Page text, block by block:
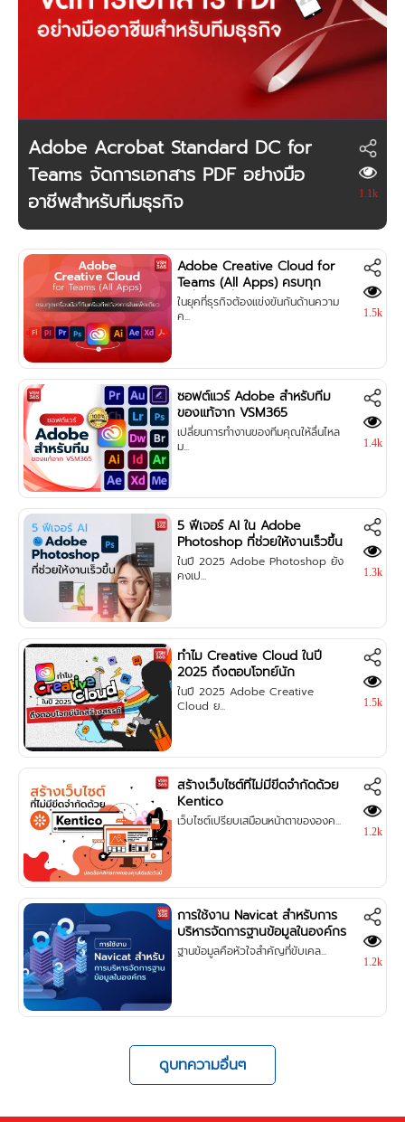
Adobe Acrobat Standard DC for
Teams จัดการเอกสาร PDF อย่างมือ
อาชีพสำหรับทีมธุรกิจ
1.1k
Adobe Creative Cloud for
Teams (All Apps) ครบทุก
เครื่องมือที่ทีมครีเอทีฟต้องการ
ในแพ็กเดียว
ในยุคที่ธุรกิจต้องแข่งขันกันด้านความ
ค...
1.5k
ซอฟต์แวร์ Adobe สำหรับทีม
ของแท้จาก VSM365
เปลี่ยนการทำงานของทีมคุณให้ลื่นไหล
ม...
1.4k
5 ฟีเจอร์ AI ใน Adobe
Photoshop ที่ช่วยให้งานเร็วขึ้น
ในปี 2025 Adobe Photoshop ยัง
คงเป...
1.3k
ทำไม Creative Cloud ในปี
2025 ถึงตอบโจทย์นัก
สร้างสรรค์
ในปี 2025 Adobe Creative
Cloud ย...
1.5k
สร้างเว็บไซต์ที่ไม่มีขีดจำกัดด้วย
Kentico
เว็บไซต์เปรียบเสมือนหน้าตาขององค...
1.2k
การใช้งาน Navicat สำหรับการ
บริหารจัดการฐานข้อมูลในองค์กร
ฐานข้อมูลคือหัวใจสำคัญที่ขับเคล...
1.2k
ดูบทความอื่นๆ